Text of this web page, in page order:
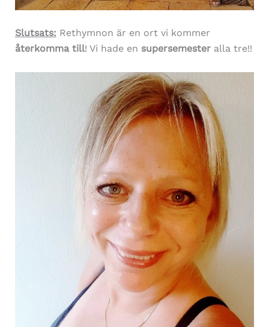
Slutsats: Rethymnon är en ort vi kommer
återkomma till! Vi hade en supersemesteralla tre!!